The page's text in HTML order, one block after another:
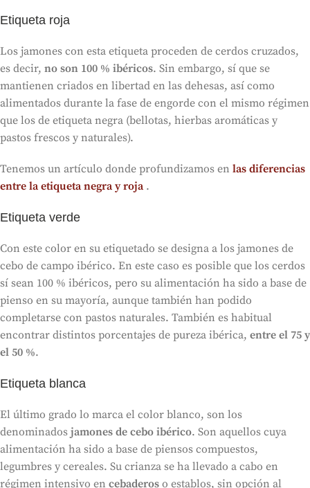
Etiqueta roja
Los jamones con esta etiqueta proceden de cerdos cruzados,
es decir, no son 100 % ibéricos. Sin embargo, sí que se
mantienen criados en libertad en las dehesas, así como
alimentados durante la fase de engorde con el mismo régimen
que los de etiqueta negra (bellotas, hierbas aromáticas y
pastos frescos y naturales).
Tenemos un artículo donde profundizamos en las diferencias
entre la etiqueta negra y roja .
Etiqueta verde
Con este color en su etiquetado se designa a los jamones de
cebo de campo ibérico. En este caso es posible que los cerdos
sí sean 100 % ibéricos, pero su alimentación ha sido a base de
pienso en su mayoría, aunque también han podido
completarse con pastos naturales. También es habitual
encontrar distintos porcentajes de pureza ibérica, entre el 75 y
el 50 %.
Etiqueta blanca
El último grado lo marca el color blanco, son los
denominados jamones de cebo ibérico. Son aquellos cuya
alimentación ha sido a base de piensos compuestos,
legumbres y cereales. Su crianza se ha llevado a cabo en
régimen intensivo en cebaderos o establos, sin opción al